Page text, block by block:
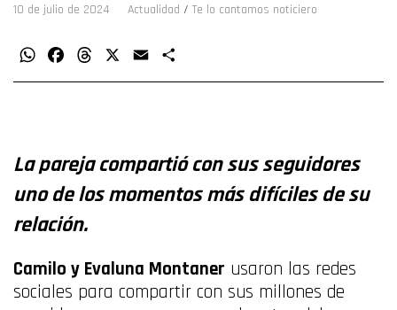
10 de julio de 2024 Actualidad / Te lo cantamos noticiero
WhatsAppFacebookThreads Email
La pareja compartió con sus seguidores
uno de los momentos más difíciles de su
relación.
Camilo y Evaluna Montaner usaron las redes
sociales para compartir con sus millones de